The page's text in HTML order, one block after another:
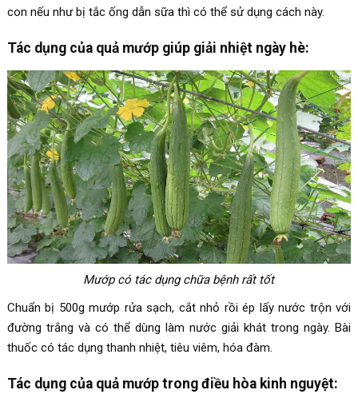
con nếu như bị tắc ống dẫn sữa thì có thể sử dụng cách này.
Tác dụng của quả mướp giúp giải nhiệt ngày hè:
Mướp có tác dụng chữa bệnh rất tốt
Chuẩn bị 500g mướp rửa sạch, cắt nhỏ rồi ép lấy nước trộn với
đường trắng và có thể dùng làm nước giải khát trong ngày. Bài
thuốc có tác dụng thanh nhiệt, tiêu viêm, hóa đàm.
Tác dụng của quả mướp trong điều hòa kinh nguyệt: